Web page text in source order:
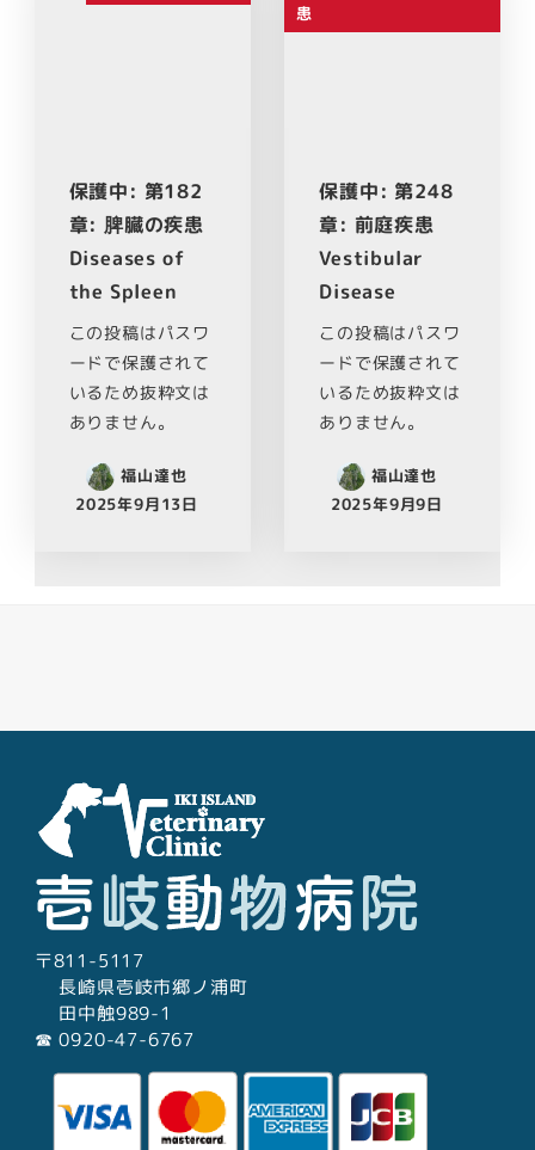
保護中: 第182
章: 脾臓の疾患
Diseases of
the Spleen
この投稿はパスワ
ードで保護されて
いるため抜粋文は
ありません。
福山達也
2025年9月13日
患
保護中: 第248
章: 前庭疾患
Vestibular
Disease
この投稿はパスワ
ードで保護されて
いるため抜粋文は
ありません。
福山達也
2025年9月9日
〒811-5117
長崎県壱岐市郷ノ浦町
田中触989-1
☎︎ 0920-47-6767